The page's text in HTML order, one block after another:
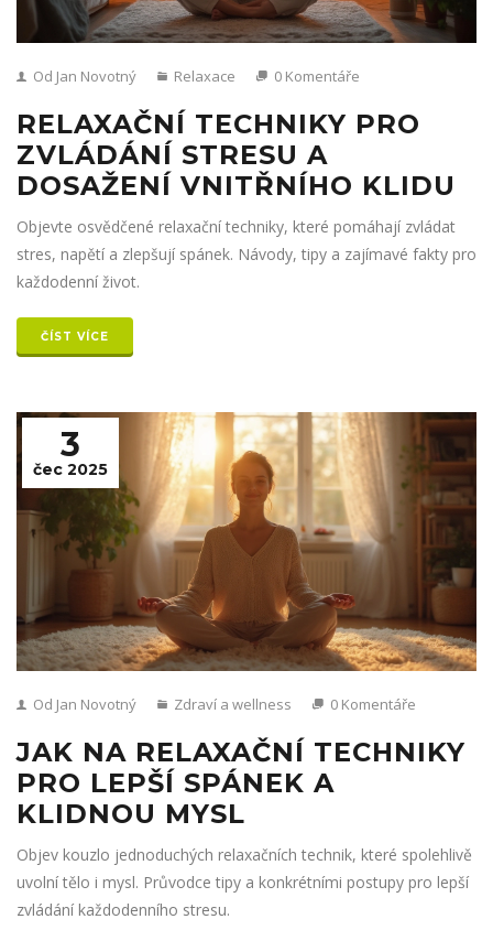
Od Jan Novotný Relaxace 0 Komentáře
RELAXAČNÍ TECHNIKY PRO
ZVLÁDÁNÍ STRESU A
DOSAŽENÍ VNITŘNÍHO KLIDU
Objevte osvědčené relaxační techniky, které pomáhají zvládat
stres, napětí a zlepšují spánek. Návody, tipy a zajímavé fakty pro
každodenní život.
ČÍST VÍCE
3
čec 2025
Od Jan Novotný Zdraví a wellness 0 Komentáře
JAK NA RELAXAČNÍ TECHNIKY
PRO LEPŠÍ SPÁNEK A
KLIDNOU MYSL
Objev kouzlo jednoduchých relaxačních technik, které spolehlivě
uvolní tělo i mysl. Průvodce tipy a konkrétními postupy pro lepší
zvládání každodenního stresu.